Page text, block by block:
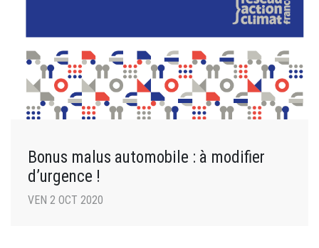
Bonus malus automobile : à modifier
d’urgence !
VEN 2 OCT 2020